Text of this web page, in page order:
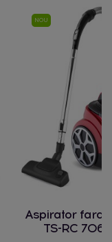
NOU
Aspirator fara
TS-RC 706